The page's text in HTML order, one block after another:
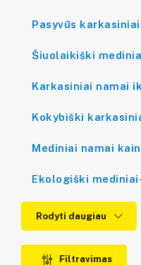
Pasyvūs
Šiuolaikiški
Karkasiniai namai
Kokybiški
Mediniai namai
Ekologiški
Rodyti daugiau
Filtravimas